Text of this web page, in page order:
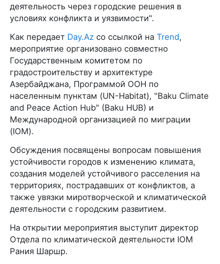
деятельность через городские решения в
условиях конфликта и уязвимости".
Как передает Day.Az со ссылкой на Trend,
мероприятие организовано совместно
Государственным комитетом по
градостроительству и архитектуре
Азербайджана, Программой ООН по
населенным пунктам (UN-Habitat), "Baku Climate
and Peace Action Hub" (Baku HUB) и
Международной организацией по миграции
(IOM).
Обсуждения посвящены вопросам повышения
устойчивости городов к изменению климата,
создания моделей устойчивого расселения на
территориях, пострадавших от конфликтов, а
также увязки миротворческой и климатической
деятельности с городским развитием.
На открытии мероприятия выступит директор
Отдела по климатической деятельности IOM
Рания Шаршр.